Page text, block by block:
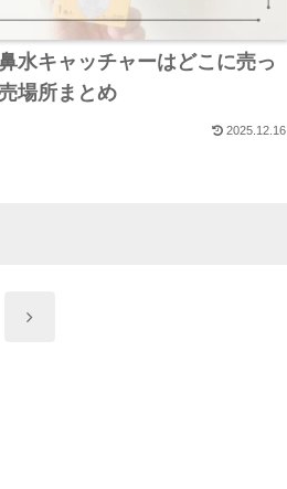
水キャッチャーはどこに売っ
場所まとめ
2025.12.16
次